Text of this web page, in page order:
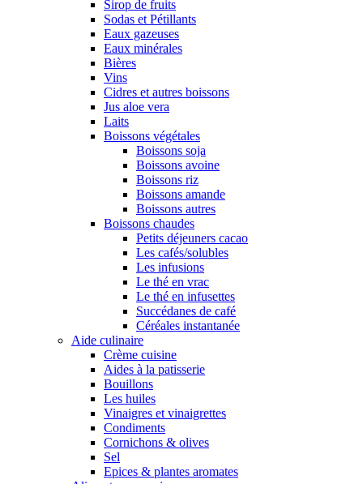
Sirop de fruits
Sodas et Pétillants
Eaux gazeuses
Eaux minérales
Bières
Vins
Cidres et autres boissons
Jus aloe vera
Laits
Boissons végétales
Boissons soja
Boissons avoine
Boissons riz
Boissons amande
Boissons autres
Boissons chaudes
Petits déjeuners cacao
Les cafés/solubles
Les infusions
Le thé en vrac
Le thé en infusettes
Succédanes de café
Céréales instantanée
Aide culinaire
Crème cuisine
Aides à la patisserie
Bouillons
Les huiles
Vinaigres et vinaigrettes
Condiments
Cornichons & olives
Sel
Epices & plantes aromates